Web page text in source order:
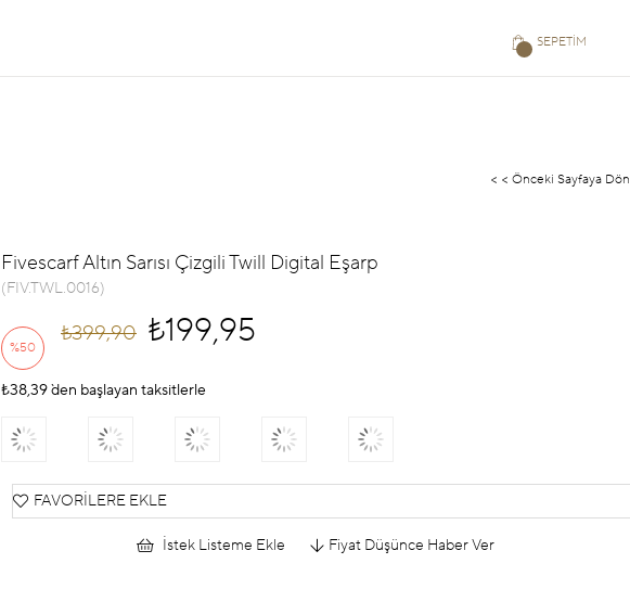
SEPETIM
< < Önceki Sayfaya Dön
Fivescarf Altın Sarısı Çizgili Twill Digital Eşarp
(FIV.TWL.0016)
%50
İndirim
₺399,90 ₺199,95
₺38,39`den başlayan taksitlerle
FAVORILERE EKLE
İstek Listeme Ekle Fiyat Düşünce Haber Ver